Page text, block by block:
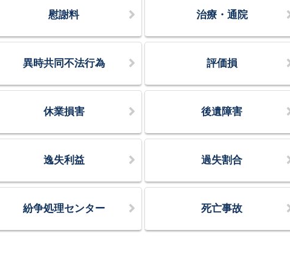
慰謝料 治療・通院
異時共同不法行為 評価損
休業損害 後遺障害
逸失利益 過失割合
紛争処理センター 死亡事故